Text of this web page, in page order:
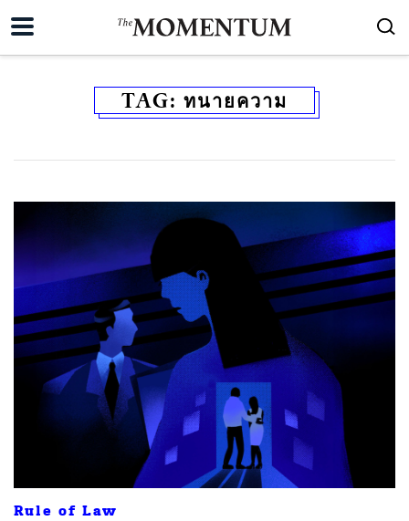
TAG: ทนายความ
Rule of Law